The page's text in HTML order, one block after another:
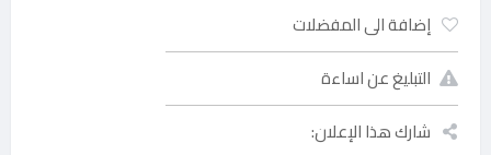
إضافة الى المفضلات
التبليغ عن اساءة
شارك هذا الإعلان: